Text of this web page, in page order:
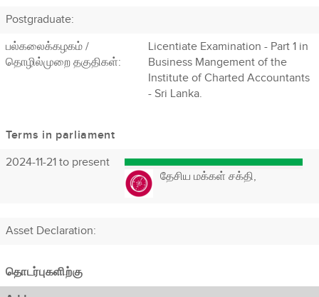
Postgraduate:
பல்கலைக்கழகம் /
தொழில்முறை தகுதிகள்:
Licentiate Examination - Part 1 in
Business Mangement of the
Institute of Charted Accountants
- Sri Lanka.
Terms in parliament
2024-11-21 to present
தேசிய மக்கள் சக்தி,
Asset Declaration:
தொடர்புகளிற்கு